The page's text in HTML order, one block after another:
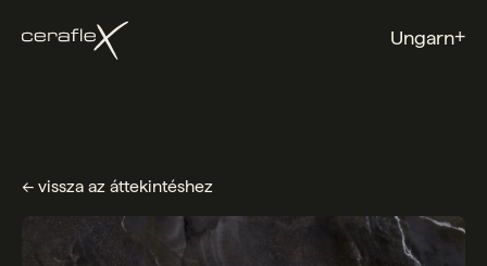
Ungarn+
← vissza az áttekintéshez